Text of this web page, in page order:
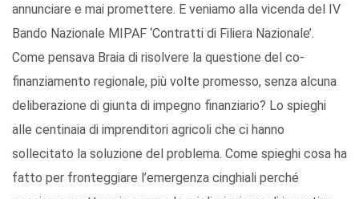
annunciare e mai promettere. E veniamo alla vicenda del IV
Bando Nazionale MIPAF ‘Contratti di Filiera Nazionale’.
Come pensava Braia di risolvere la questione del co-
finanziamento regionale, più volte promesso, senza alcuna
deliberazione di giunta di impegno finanziario? Lo spieghi
alle centinaia di imprenditori agricoli che ci hanno
sollecitato la soluzione del problema. Come spieghi cosa ha
fatto per fronteggiare l’emergenza cinghiali perché